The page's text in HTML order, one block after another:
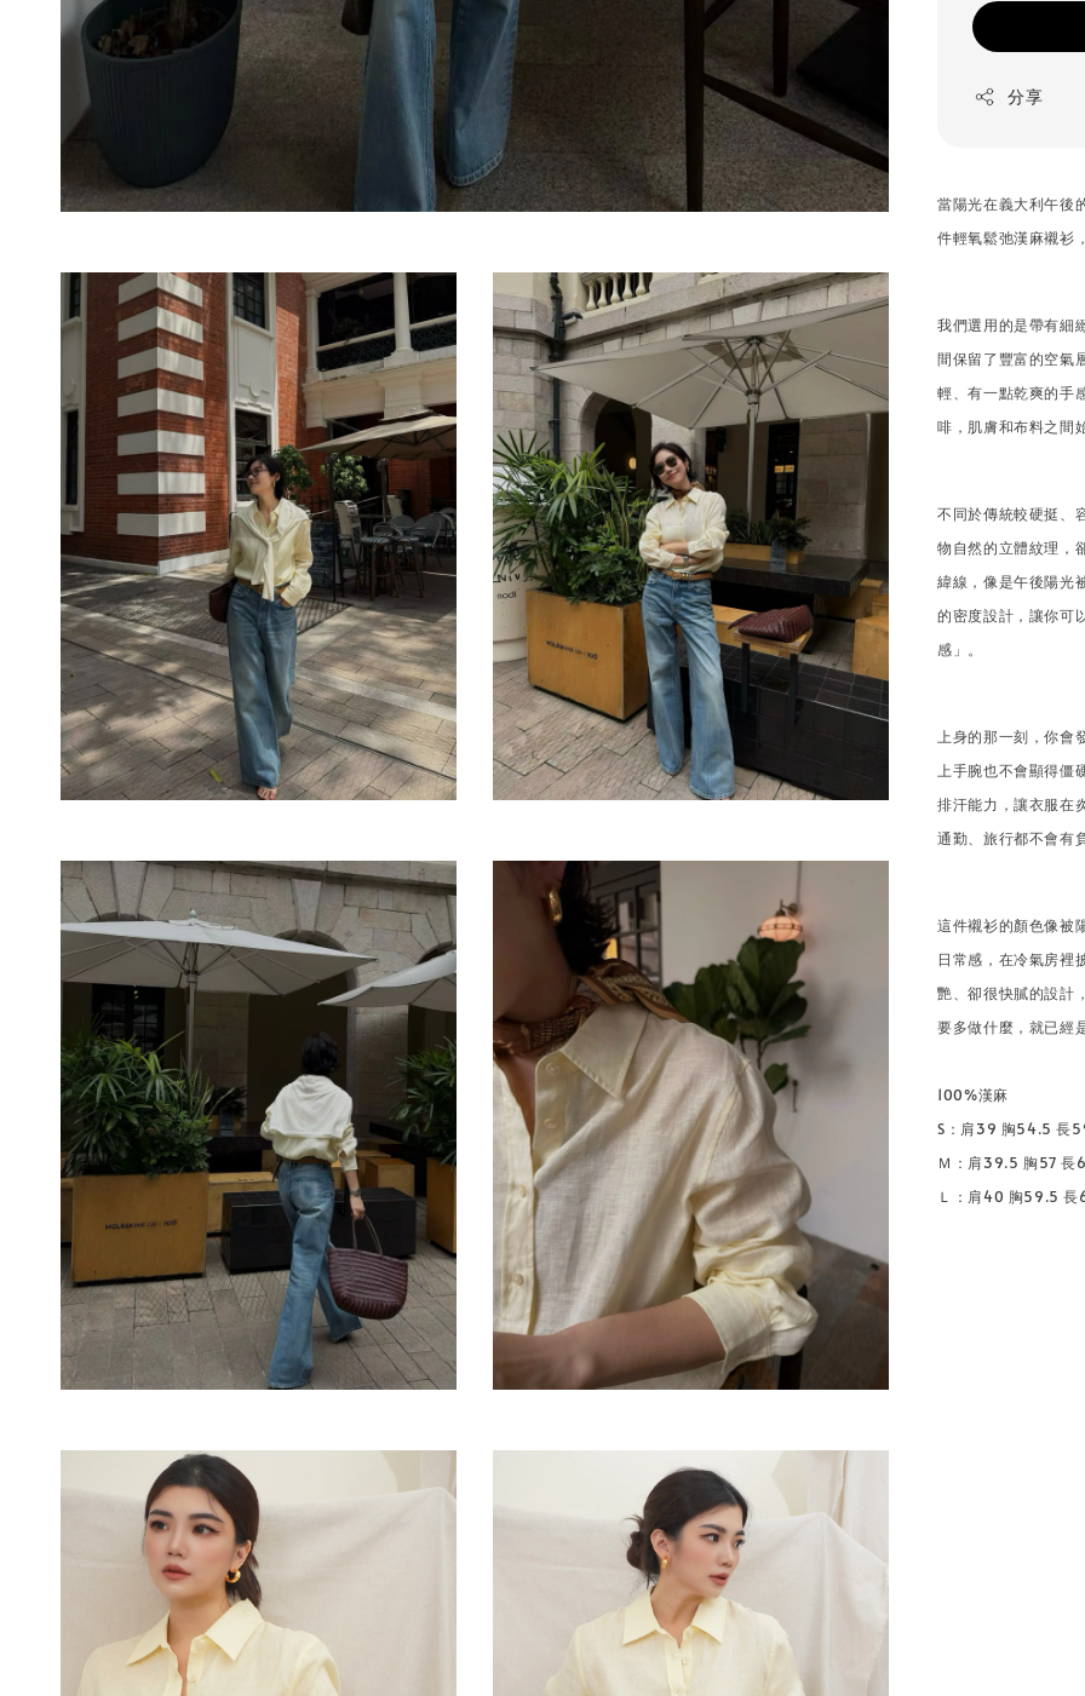
分享
當陽光在義大利午後
件輕氧鬆弛漢麻襯衫
我們選用的是帶有細
間保留了豐富的空氣
輕、有一點乾爽的手
啡，肌膚和布料之間
不同於傳統較硬挺、
物自然的立體紋理，
緯線，像是午後陽光
的密度設計，讓你可
感」。
上身的那一刻，你會
上手腕也不會顯得
排汗能力，讓衣服在
通勤、旅行都不會有
這件襯衫的顏色像被
日常感，在冷氣房裡
艷、卻很快膩的設計
要多做什麼，就已經
100%漢麻
S：肩39 胸54.5 長
Ｍ：肩39.5 胸57 長
Ｌ：肩40 胸59.5 長